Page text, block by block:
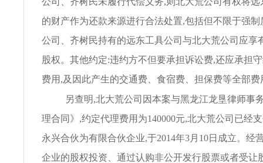
的财产作为还款来源进行合法处置,包括但不限于强
公司、齐树民持有的远东工具公司与北大荒公司应享
股权。其他约定:违约方不但要承担诉讼费,还应承担
费用,及因此产生的交通费、食宿费、担保费等全部费
另查明,北大荒公司因本案与黑龙江龙垦律师事
理合同》,约定代理费用为140000元,北大荒公司已经
永兴合伙为有限合伙企业,于2014年3月10日成立。经
企业的股权投资、通过认购非公开发行股票或者受让